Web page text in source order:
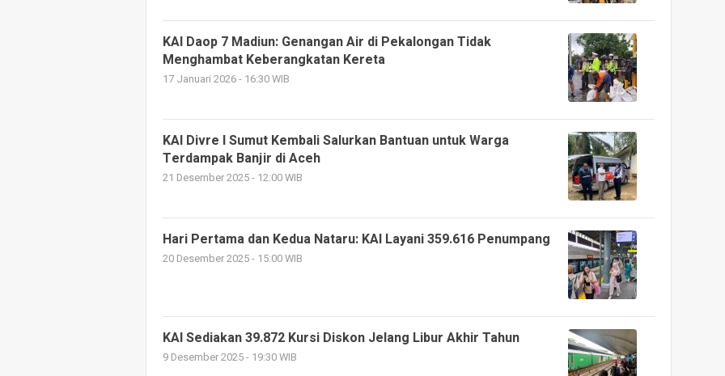
KAI Daop 7 Madiun: Genangan Air di Pekalongan Tidak
Menghambat Keberangkatan Kereta
17 Januari 2026 - 16:30 WIB
KAI Divre I Sumut Kembali Salurkan Bantuan untuk Warga
Terdampak Banjir di Aceh
21 Desember 2025 - 12:00 WIB
Hari Pertama dan Kedua Nataru: KAI Layani 359.616 Penumpang
20 Desember 2025 - 15:00 WIB
KAI Sediakan 39.872 Kursi Diskon Jelang Libur Akhir Tahun
9 Desember 2025 - 19:30 WIB